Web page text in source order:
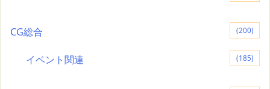
CG総合 (200)
イベント関連 (185)